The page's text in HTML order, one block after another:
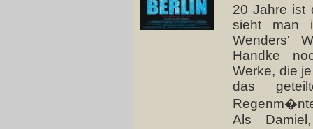
20 Jahre ist
sieht man
Wenders'
Handke
Werke, die
das
Als